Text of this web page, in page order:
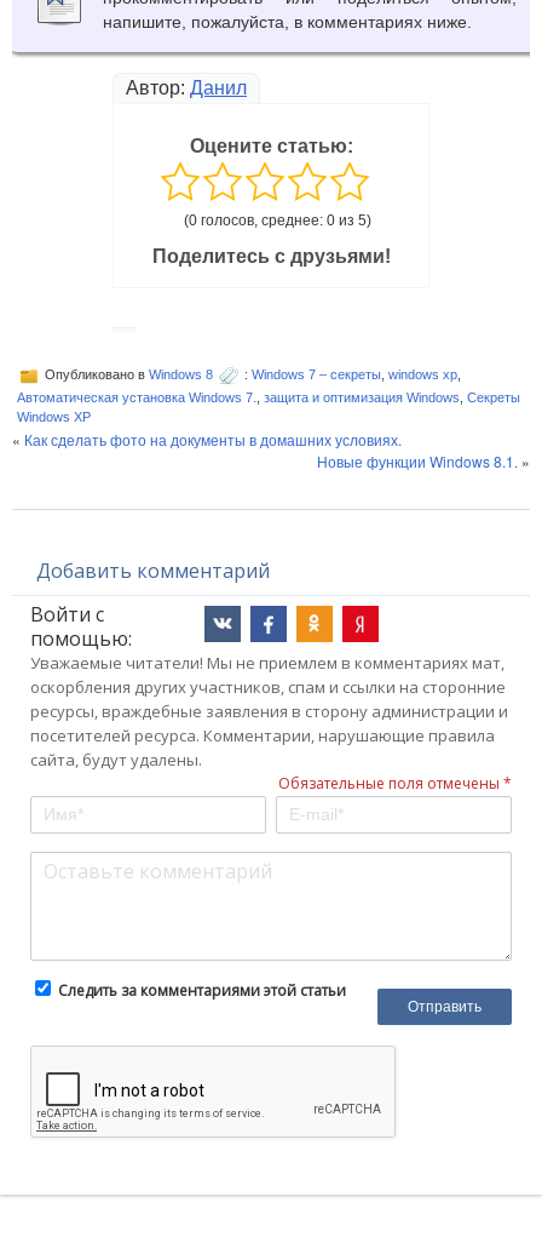
напишите, пожалуйста, в комментариях ниже.
Автор: Данил
Оцените статью:
(0 голосов, среднее: 0 из 5)
Поделитесь с друзьями!
Опубликовано в Windows 8 : Windows 7 – секреты windows xp
Автоматическая установка Windows 7.
защита и оптимизация Windows Секреты
Windows XP
« Как сделать фото на документы в домашних условиях.
Новые функции Windows 8.1. »
Добавить комментарий
Войти с
помощью:
Уважаемые читатели! Мы не приемлем в комментариях мат,
оскорбления других участников, спам и ссылки на сторонние
ресурсы, враждебные заявления в сторону администрации и
посетителей ресурса. Комментарии, нарушающие правила
сайта, будут удалены.
Обязательные поля отмечены *
Следить за комментариями этой статьи